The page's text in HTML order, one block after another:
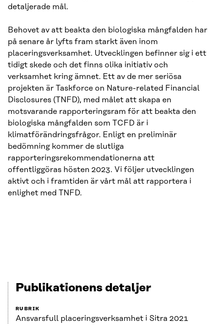
detaljerade mål.
Behovet av att beakta den biologiska mångfalden har
på senare år lyfts fram starkt även inom
placeringsverksamhet. Utvecklingen befinner sig i ett
tidigt skede och det finns olika initiativ och
verksamhet kring ämnet. Ett av de mer seriösa
projekten är Taskforce on Nature-related Financial
Disclosures (TNFD), med målet att skapa en
motsvarande rapporteringsram för att beakta den
biologiska mångfalden som TCFD är i
klimatförändringsfrågor. Enligt en preliminär
bedömning kommer de slutliga
rapporteringsrekommendationerna att
offentliggöras hösten 2023. Vi följer utvecklingen
aktivt och i framtiden är vårt mål att rapportera i
enlighet med TNFD.
Publikationens detaljer
RUBRIK
Ansvarsfull placeringsverksamhet i Sitra 2021